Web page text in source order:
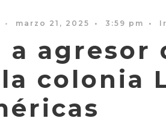
• marzo 21, 2025 • 3:59 pm •
a agresor
colonia